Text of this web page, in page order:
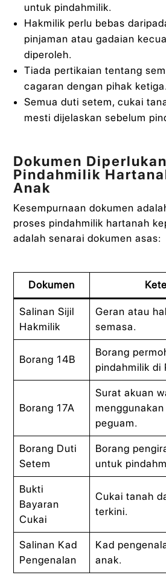
untuk pindahmilik.
Hakmilik perlu bebas
pinjaman atau gadaian
diperoleh.
Tiada pertikaian tentang
cagaran dengan pihak ketiga.
Semua duti setem, cukai
mesti dijelaskan sebelum
Dokumen
Pindahmilik
Anak
Kesempurnaan dokumen
proses pindahmilik hartanah
adalah senarai dokumen asas:
Dokumen
Salinan Sijil
Hakmilik
Geran atau
semasa.
Borang 14B
Borang
pindahmilik di
Borang 17A
Surat akuan
peguam.
Borang Duti
Setem
Borang
untuk
Bukti
Bayaran
Cukai
Cukai tanah
terkini.
Salinan Kad
Pengenalan
Kad
anak.